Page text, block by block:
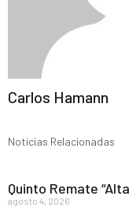
Carlos Hamann
Noticias Relacionadas
Quinto Remate
agosto 4, 2026